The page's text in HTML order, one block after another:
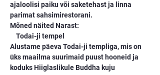
ajaloolisi paiku või saketehast ja linna
parimat sahsimirestorani.
Mõned näited Narast:
Todai-ji tempel
Alustame päeva Todai-ji templiga, mis on
üks maailma suurimaid puust hooneid ja
koduks Hiiglaslikule Buddha kuju